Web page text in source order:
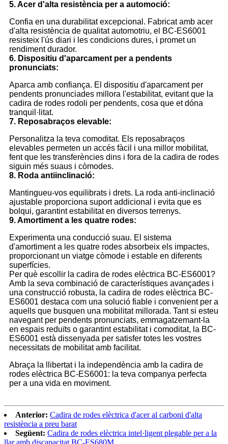
5. Acer d'alta resistència per a automoció:
Confia en una durabilitat excepcional. Fabricat amb acer
d'alta resistència de qualitat automotriu, el BC-ES6001
resisteix l'ús diari i les condicions dures, i promet un
rendiment durador.
6. Dispositiu d'aparcament per a pendents
pronunciats:
Aparca amb confiança. El dispositiu d'aparcament per
pendents pronunciades millora l'estabilitat, evitant que la
cadira de rodes rodoli per pendents, cosa que et dóna
tranquil·litat.
7. Reposabraços elevable:
Personalitza la teva comoditat. Els reposabraços
elevables permeten un accés fàcil i una millor mobilitat,
fent que les transferències dins i fora de la cadira de rodes
siguin més suaus i còmodes.
8. Roda antiinclinació:
Mantingueu-vos equilibrats i drets. La roda anti-inclinació
ajustable proporciona suport addicional i evita que es
bolqui, garantint estabilitat en diversos terrenys.
9. Amortiment a les quatre rodes:
Experimenta una conducció suau. El sistema
d'amortiment a les quatre rodes absorbeix els impactes,
proporcionant un viatge còmode i estable en diferents
superfícies.
Per què escollir la cadira de rodes elèctrica BC-ES6001?
Amb la seva combinació de característiques avançades i
una construcció robusta, la cadira de rodes elèctrica BC-
ES6001 destaca com una solució fiable i convenient per a
aquells que busquen una mobilitat millorada. Tant si esteu
navegant per pendents pronunciats, emmagatzemant-la
en espais reduïts o garantint estabilitat i comoditat, la BC-
ES6001 està dissenyada per satisfer totes les vostres
necessitats de mobilitat amb facilitat.
Abraça la llibertat i la independència amb la cadira de
rodes elèctrica BC-ES6001: la teva companya perfecta
per a una vida en moviment.
Anterior: Cadira de rodes elèctrica d'acer al carboni d'alta
resistència a preu barat
Següent: Cadira de rodes elèctrica intel·ligent plegable per a la
llar amb discapacitat BC-ES680M